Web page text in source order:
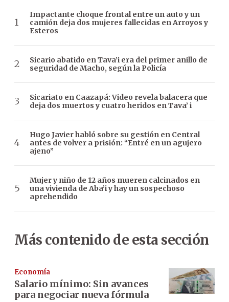
Impactante choque frontal entre un auto y un
camión deja dos mujeres fallecidas en Arroyos y
Esteros
Sicario abatido en Tava’i era del primer anillo de
seguridad de Macho, según la Policía
Sicariato en Caazapá: Video revela balacera que
deja dos muertos y cuatro heridos en Tava’ i
Hugo Javier habló sobre su gestión en Central
antes de volver a prisión: “Entré en un agujero
ajeno”
Mujer y niño de 12 años mueren calcinados en
una vivienda de Aba’i y hay un sospechoso
aprehendido
Más contenido de esta sección
Economía
Salario mínimo: Sin avances
para negociar nueva fórmula